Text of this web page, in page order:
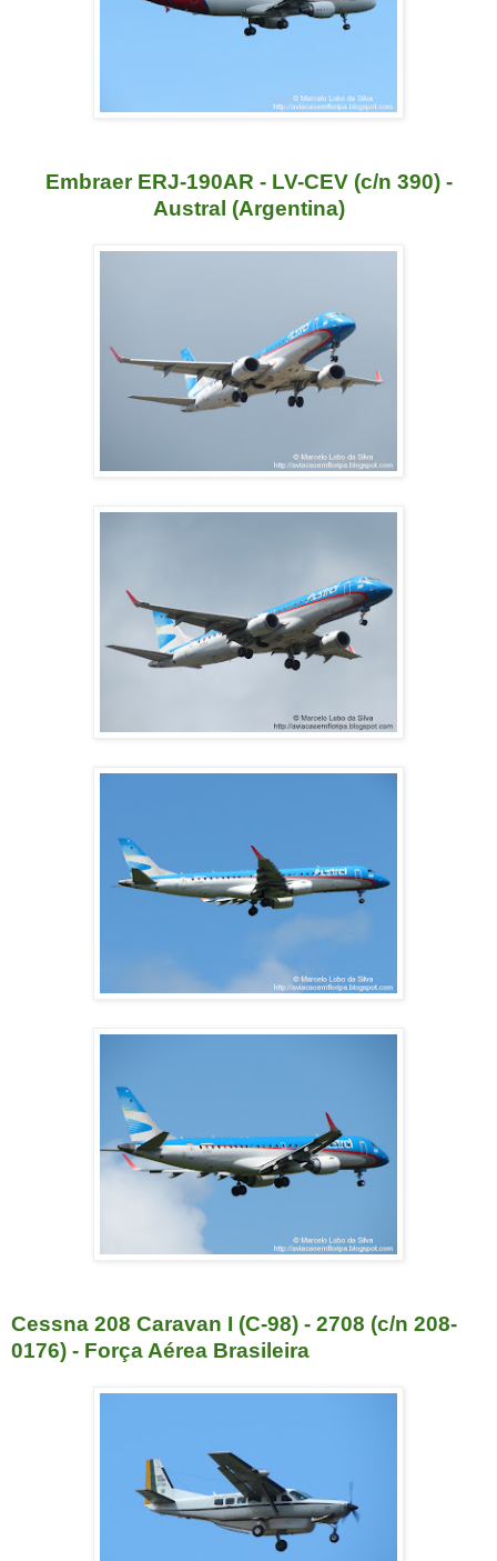
Embraer ERJ-190AR - LV-CEV (c/n 390) -
Austral (Argentina)
Cessna 208 Caravan I (C-98) - 2708 (c/n 208-
0176) - Força Aérea Brasileira